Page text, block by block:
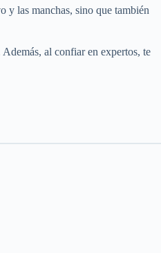
y las manchas, sino que también
al confiar en expertos, te